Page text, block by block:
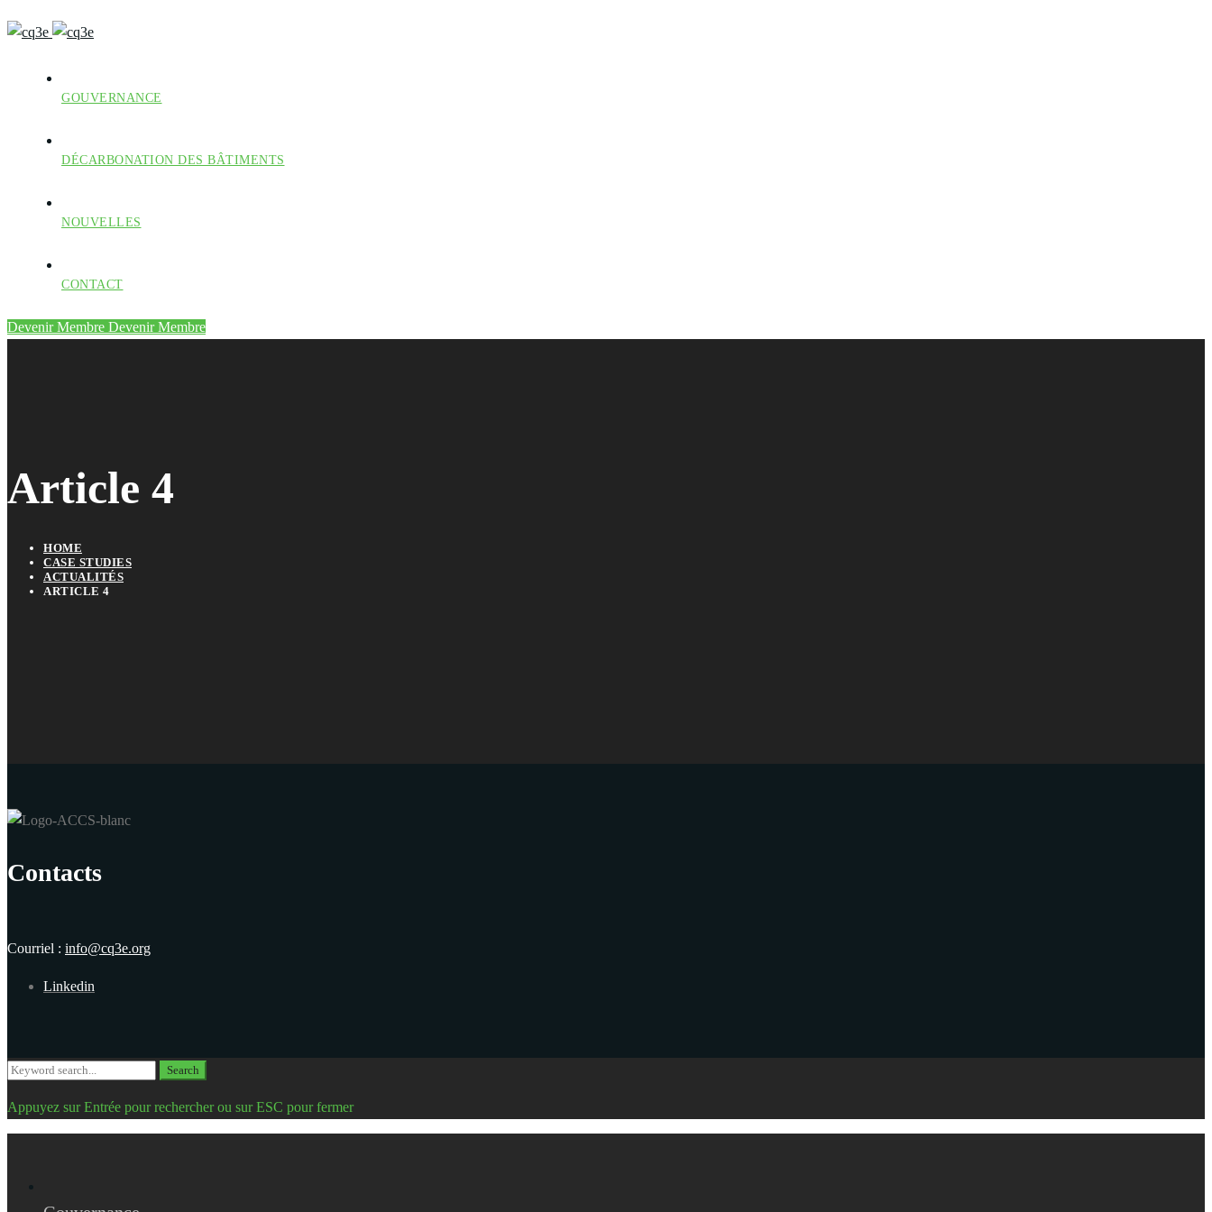
GOUVERNANCE
DÉCARBONATION DES BÂTIMENTS
NOUVELLES
CONTACT
Devenir Membre Devenir Membre
Article 4
HOME
CASE STUDIES
ACTUALITÉS
ARTICLE 4
Contacts
Courriel : info@cq3e.org
Linkedin
Search
Search
Appuyez sur Entrée pour rechercher ou sur ESC pour fermer